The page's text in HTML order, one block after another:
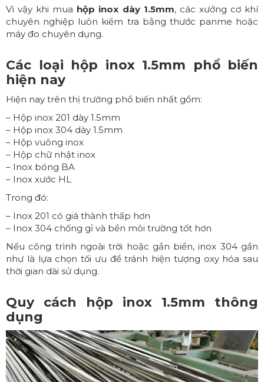
Vì vậy khi mua hộp inox dày 1.5mm, các xưởng cơ khí
chuyên nghiệp luôn kiểm tra bằng thước panme hoặc
máy đo chuyên dụng.
Các loại hộp inox 1.5mm phổ biến
hiện nay
Hiện nay trên thị trường phổ biến nhất gồm:
– Hộp inox 201 dày 1.5mm
– Hộp inox 304 dày 1.5mm
– Hộp vuông inox
– Hộp chữ nhật inox
– Inox bóng BA
– Inox xước HL
Trong đó:
– Inox 201 có giá thành thấp hơn
– Inox 304 chống gỉ và bền môi trường tốt hơn
Nếu công trình ngoài trời hoặc gần biển, inox 304 gần
như là lựa chọn tối ưu để tránh hiện tượng oxy hóa sau
thời gian dài sử dụng.
Quy cách hộp inox 1.5mm thông
dụng